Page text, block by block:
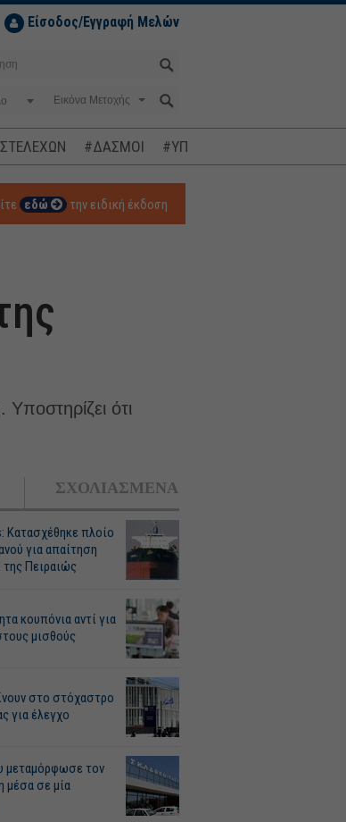
Είσοδος/Εγγραφή Μελών
#ΔΑΣΜΟΙ #ΥΠΟΚΛΟΠΕΣ
εδώ την ειδική έκδοση
ότι
ΣΧΟΛΙΑΣΜΕΝΑ
Κατασχέθηκε πλοίο
για απαίτηση
της Πειραιώς
κουπόνια αντί για
μισθούς
στο στόχαστρο
για έλεγχο
μεταμόρφωσε τον
μέσα σε μία